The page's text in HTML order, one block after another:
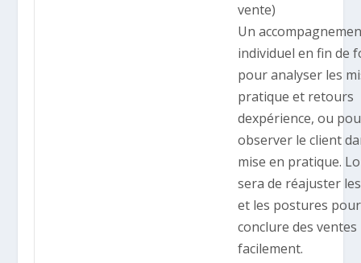
vente)
Un
individuel en fin de
pour analyser les
pratique et retours
dexpérience, ou
observer le client
mise en pratique.
sera de réajuster
et les postures
conclure des
facilement.